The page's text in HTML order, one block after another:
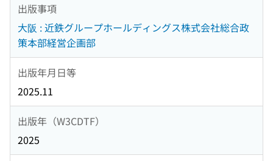
出版事項
大阪 : 近鉄グループホールディングス株式会社総合政
策本部経営企画部
出版年月日等
2025.11
出版年（W3CDTF）
2025